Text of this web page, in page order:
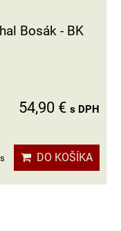
Bosák - BK
54,90 € s DPH
DO KOŠÍKA